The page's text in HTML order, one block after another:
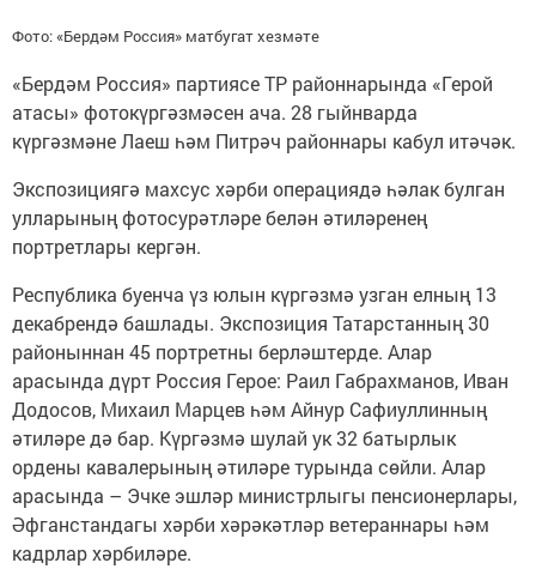
Фото: «Бердәм Россия» матбугат хезмәте
«Бердәм Россия» партиясе ТР районнарында «Герой
атасы» фотокүргәзмәсен ача. 28 гыйнварда
күргәзмәне Лаеш һәм Питрәч районнары кабул итәчәк.
Экспозициягә махсус хәрби операциядә һәлак булган
улларының фотосурәтләре белән әтиләренең
портретлары кергән.
Республика буенча үз юлын күргәзмә узган елның 13
декабрендә башлады. Экспозиция Татарстанның 30
районыннан 45 портретны берләштерде. Алар
арасында дүрт Россия Герое: Раил Габрахманов, Иван
Додосов, Михаил Марцев һәм Айнур Сафиуллинның
әтиләре дә бар. Күргәзмә шулай ук 32 батырлык
ордены кавалерының әтиләре турында сөйли. Алар
арасында – Эчке эшләр министрлыгы пенсионерлары,
Әфганстандагы хәрби хәрәкәтләр ветераннары һәм
кадрлар хәрбиләре.